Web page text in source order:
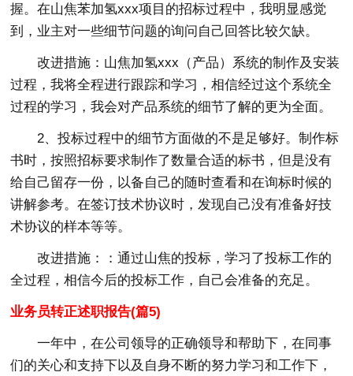
握。在山焦苯加氢xxx项目的招标过程中，我明显感觉
到，业主对一些细节问题的询问自己回答比较欠缺。
改进措施：山焦加氢xxx（产品）系统的制作及安装
过程，我将全程进行跟踪和学习，相信经过这个系统全
过程的学习，我会对产品系统的细节了解的更为全面。
2、投标过程中的细节方面做的不是足够好。制作标
书时，按照招标要求制作了数量合适的标书，但是没有
给自己留存一份，以备自己的随时查看和在询标时候的
讲解参考。在签订技术协议时，发现自己没有准备好技
术协议的样本等等。
改进措施：：通过山焦的投标，学习了投标工作的
全过程，相信今后的投标工作，自己会准备的充足。
业务员转正述职报告(篇5)
一年中，在公司领导的正确领导和帮助下，在同事
们的关心和支持下以及自身不断的努力学习和工作下，